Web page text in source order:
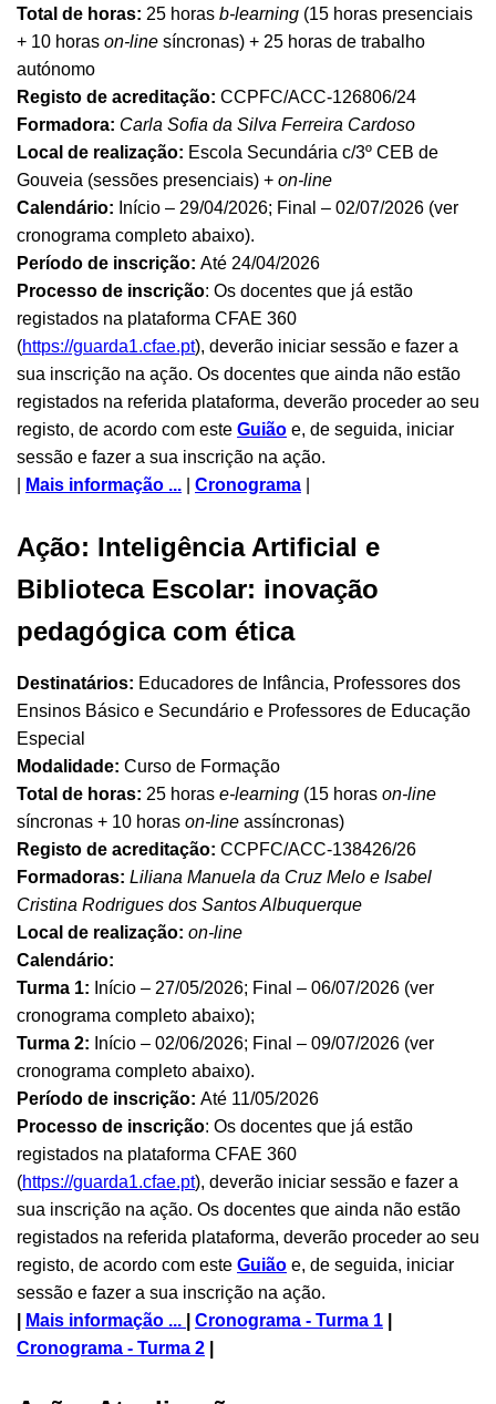
Total de horas: 25 horas b-learning (15 horas presenciais
+ 10 horas on-line síncronas) + 25 horas de trabalho
autónomo
Registo de acreditação: CCPFC/ACC-126806/24
Formadora: Carla Sofia da Silva Ferreira Cardoso
Local de realização: Escola Secundária c/3º CEB de
Gouveia (sessões presenciais) + on-line
Calendário: Início – 29/04/2026; Final – 02/07/2026 (ver
cronograma completo abaixo).
Período de inscrição: Até 24/04/2026
Processo de inscrição: Os docentes que já estão
registados na plataforma CFAE 360
(https://guarda1.cfae.pt), deverão iniciar sessão e fazer a
sua inscrição na ação. Os docentes que ainda não estão
registados na referida plataforma, deverão proceder ao seu
registo, de acordo com este Guião e, de seguida, iniciar
sessão e fazer a sua inscrição na ação.
Mais informação ... Cronograma
Ação: Inteligência Artificial e
Biblioteca Escolar: inovação
pedagógica com ética
Destinatários: Educadores de Infância, Professores dos
Ensinos Básico e Secundário e Professores de Educação
Especial
Modalidade: Curso de Formação
Total de horas: 25 horas e-learning (15 horas on-line
síncronas + 10 horas on-line assíncronas)
Registo de acreditação: CCPFC/ACC-138426/26
Formadoras: Liliana Manuela da Cruz Melo e Isabel
Cristina Rodrigues dos Santos Albuquerque
Local de realização: on-line
Calendário:
Turma 1: Início – 27/05/2026; Final – 06/07/2026 (ver
cronograma completo abaixo);
Turma 2: Início – 02/06/2026; Final – 09/07/2026 (ver
cronograma completo abaixo).
Período de inscrição: Até 11/05/2026
Processo de inscrição: Os docentes que já estão
registados na plataforma CFAE 360
(https://guarda1.cfae.pt), deverão iniciar sessão e fazer a
sua inscrição na ação. Os docentes que ainda não estão
registados na referida plataforma, deverão proceder ao seu
registo, de acordo com este Guião e, de seguida, iniciar
sessão e fazer a sua inscrição na ação.
Mais informação ... Cronograma - Turma 1
Cronograma - Turma 2